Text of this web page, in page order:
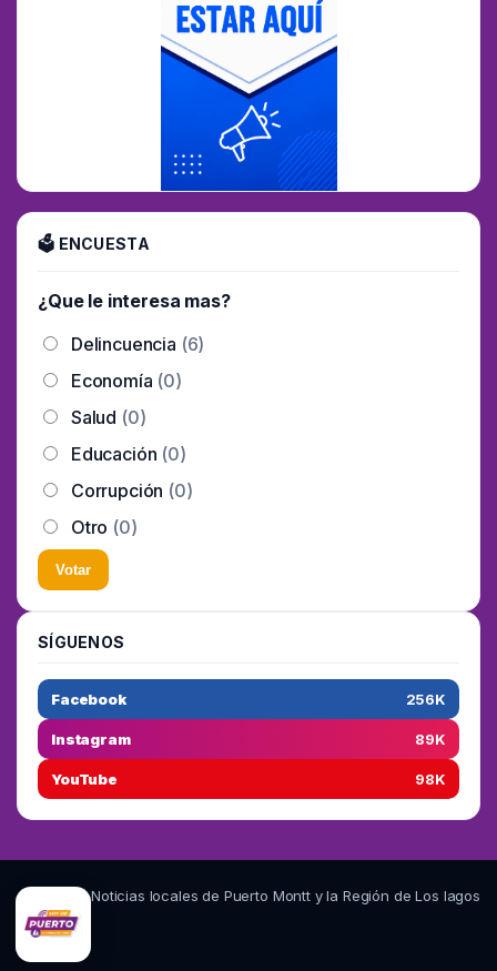
🗳 ENCUESTA
¿Que le interesa mas?
Delincuencia (6)
Economía (0)
Salud (0)
Educación (0)
Corrupción (0)
Otro (0)
Votar
SÍGUENOS
Facebook 256K
Instagram 89K
YouTube 98K
Noticias locales de Puerto Montt y la Región de Los lagos